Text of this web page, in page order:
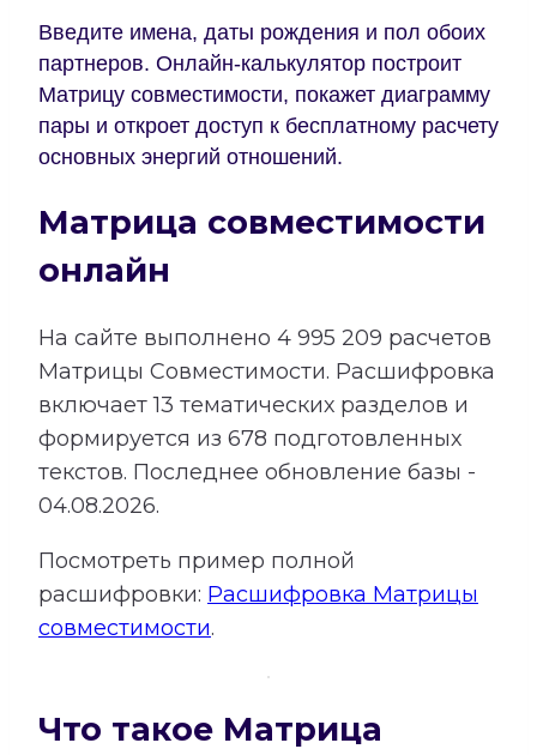
Введите имена, даты рождения и пол обоих
партнеров. Онлайн-калькулятор построит
Матрицу совместимости, покажет диаграмму
пары и откроет доступ к бесплатному расчету
основных энергий отношений.
Матрица совместимости
онлайн
На сайте выполнено 4 995 209 расчетов
Матрицы Совместимости. Расшифровка
включает13 тематических разделов и
формируется из 678 подготовленных
текстов. Последнее обновление базы -
04.08.2026.
Посмотреть пример полной
расшифровки: Расшифровка Матрицы
совместимости.
Что такое Матрица